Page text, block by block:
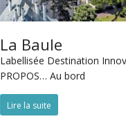
La Baule
Labellisée Destination
PROPOS… Au bord
Lire la suite